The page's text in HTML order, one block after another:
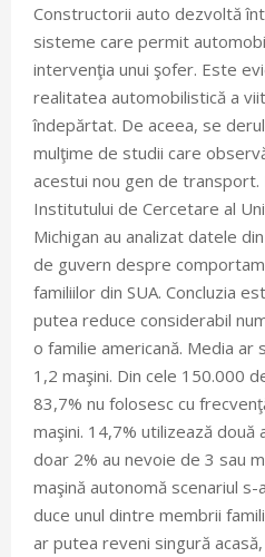
Constructorii auto dezvoltă
sisteme care permit
intervenţia unui şofer. Este
realitatea automobilistică a
îndepărtat. De aceea, se
mulţime de studii care
acestui nou gen de
Institutului de Cercetare al
Michigan au analizat datele
de guvern despre
familiilor din SUA. Concluzia
putea reduce considerabil
o familie americană. Media ar
1,2 maşini. Din cele 150.000
83,7% nu folosesc cu
maşini. 14,7% utilizează două
doar 2% au nevoie de 3 sau
maşină autonomă scenariul
duce unul dintre membrii
ar putea reveni singură